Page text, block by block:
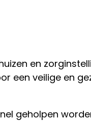
en
een veilige en
geholpen